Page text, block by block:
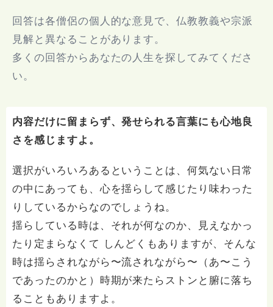
回答は各僧侶の個人的な意見で、仏教教義や宗派
見解と異なることがあります。
多くの回答からあなたの人生を探してみてくださ
い。
内容だけに留まらず、発せられる言葉にも心地良
さを感じますよ。
選択がいろいろあるということは、何気ない日常
の中にあっても、心を揺らして感じたり味わった
りしているからなのでしょうね。
揺らしている時は、それが何なのか、見えなかっ
たり定まらなくて しんどくもありますが、そんな
時は揺らされながら〜流されながら〜（あ〜こう
であったのかと）時期が来たらストンと腑に落ち
ることもありますよ。